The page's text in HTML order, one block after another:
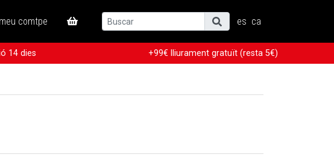
comtpe es ca
14 dies +99€ lliurament gratuït (resta 5€)